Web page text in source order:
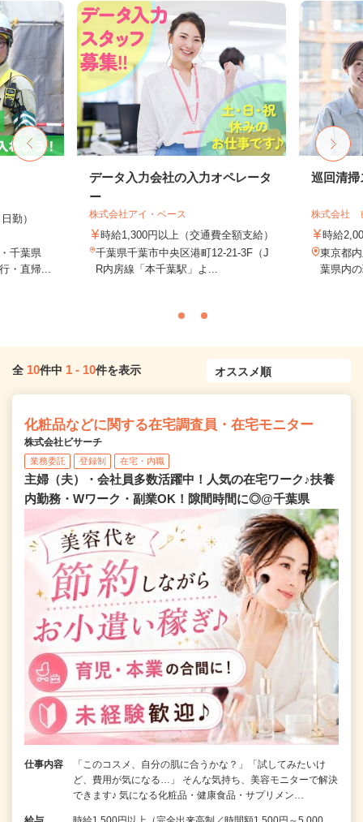
日勤）
千葉県
・直帰...
データ入力会社の入力オペレータ
ー
株式会社アイ・ベース
時給1,300円以上（交通費全額支給）
千葉県千葉市中央区港町12-21-3F（J
R内房線「本千葉駅」よ...
巡回清掃
株式会社
時給
東京都
葉県内
全 10件中 1 - 10件を表示
化粧品などに関する在宅調査員・在宅モニター
株式会社ビサーチ
業務委託 登録制 在宅・内職
主婦（夫）・会社員多数活躍中！人気の在宅ワーク♪扶養
内勤務・Wワーク・副業OK！隙間時間に◎@千葉県
仕事内容
「このコスメ、自分の肌に合うかな？」「試してみたいけ
ど、費用が気になる…」 そんな気持ち、美容モニターで解決
できます♪ 気になる化粧品・健康食品・サプリメン…